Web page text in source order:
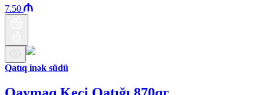
7.50
Qatıq inək südü